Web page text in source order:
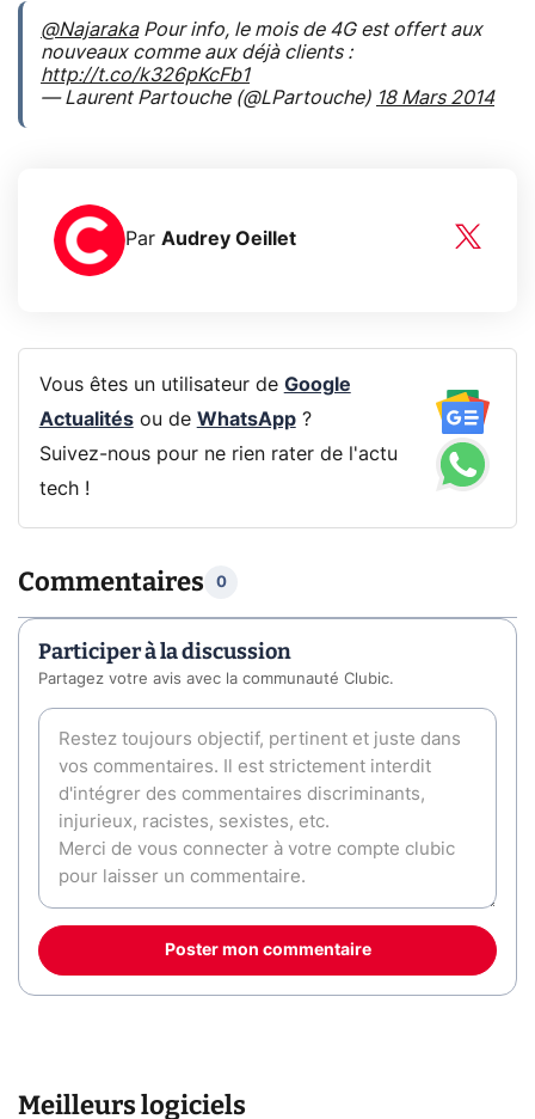
@NajarakaPour info, le mois de 4G est offert aux
nouveaux comme aux déjà clients :
http://t.co/k326pKcFb1
— Laurent Partouche (@LPartouche) 18 Mars 2014
Par Audrey Oeillet
Vous êtes un utilisateur de Google
Actualitésou de WhatsApp?
Suivez-nous pour ne rien rater de l'actu
tech !
Commentaires 0
Participer à la discussion
Partagez votre avis avec la communauté Clubic.
Poster mon commentaire
Meilleurs logiciels